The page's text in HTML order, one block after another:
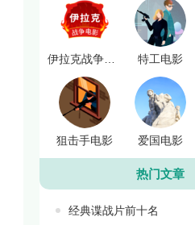
伊拉克战争电影 特工电影
狙击手电影 爱国电影
热门文章
经典谍战片前十名